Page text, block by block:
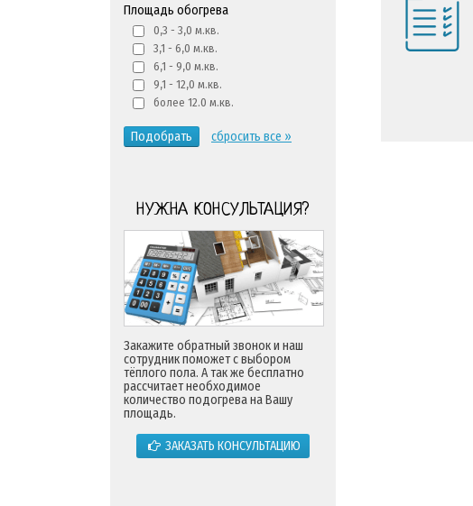
Площадь обогрева
0,3 - 3,0 м.кв.
3,1 - 6,0 м.кв.
6,1 - 9,0 м.кв.
9,1 - 12,0 м.кв.
более 12.0 м.кв.
Подобрать сбросить все »
НУЖНА КОНСУЛЬТАЦИЯ?
Закажите обратный звонок и наш
сотрудник поможет с выбором
тёплого пола. А так же бесплатно
рассчитает необходимое
количество подогрева на Вашу
площадь.
ЗАКАЗАТЬ КОНСУЛЬТАЦИЮ